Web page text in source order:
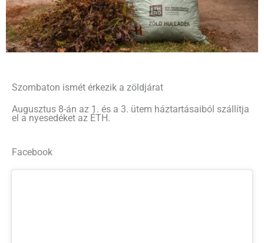
Szombaton ismét érkezik a zöldjárat
Augusztus 8-án az 1. és a 3. ütem háztartásaiból szállítja
el a nyesedéket az ÉTH.
Facebook